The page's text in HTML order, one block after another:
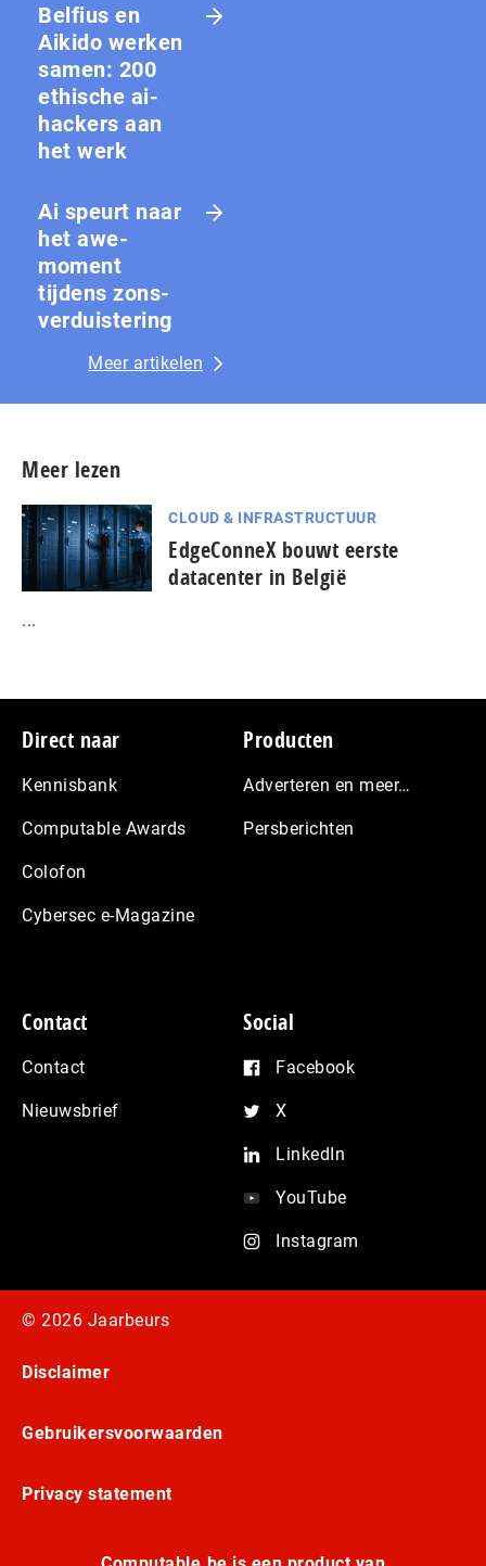
Belfius en
Aikido werken
samen: 200
ethische ai-
hackers aan
het werk
Ai speurt naar
het awe-
moment
tijdens zons­
ver­duis­te­ring
Meer artikelen
Meer lezen
CLOUD & INFRASTRUCTUUR
EdgeConneX bouwt eerste
datacenter in België
...
Footer
Direct naar
Kennisbank
Computable Awards
Colofon
Cybersec e-Magazine
Producten
Adverteren en meer…
Persberichten
Contact
Contact
Nieuwsbrief
Social
Facebook
X
LinkedIn
YouTube
Instagram
© 2026 Jaarbeurs
Disclaimer
Gebruikersvoorwaarden
Privacy statement